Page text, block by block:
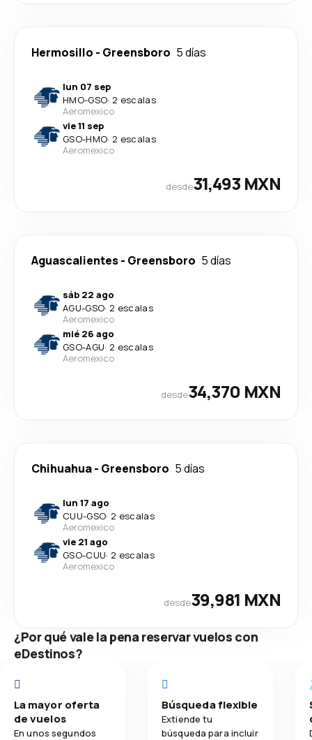
Hermosillo - Greensboro 5 días
lun 07 sep
HMO-GSO· 2 escalas
Aeromexico
vie 11 sep
GSO-HMO· 2 escalas
Aeromexico
desde31,493 MXN
Aguascalientes- Greensboro 5 días
sáb 22 ago
AGU-GSO· 2 escalas
Aeromexico
mié 26 ago
GSO-AGU· 2 escalas
Aeromexico
desde34,370 MXN
Chihuahua- Greensboro 5 días
lun 17 ago
CUU-GSO· 2 escalas
Aeromexico
vie 21 ago
GSO-CUU· 2 escalas
Aeromexico
desde39,981 MXN
¿Por qué vale la pena reservar vuelos con
eDestinos?
La mayor oferta
de vuelos
En unos segundos
Búsqueda flexible
Extiende tu
búsqueda para incluir